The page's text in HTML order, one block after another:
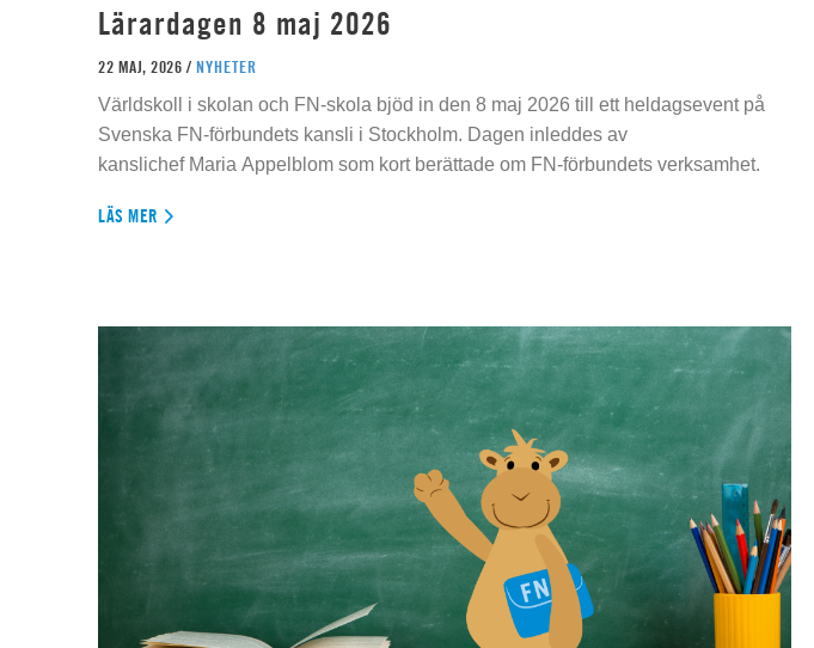
Lärardagen 8 maj 2026
22 MAJ, 2026 / NYHETER
Världskoll i skolan och FN-skola bjöd in den 8 maj 2026 till ett heldagsevent på
Svenska FN-förbundets kansli i Stockholm. Dagen inleddes av
kanslichef Maria Appelblom som kort berättade om FN-förbundets verksamhet.
LÄS MER